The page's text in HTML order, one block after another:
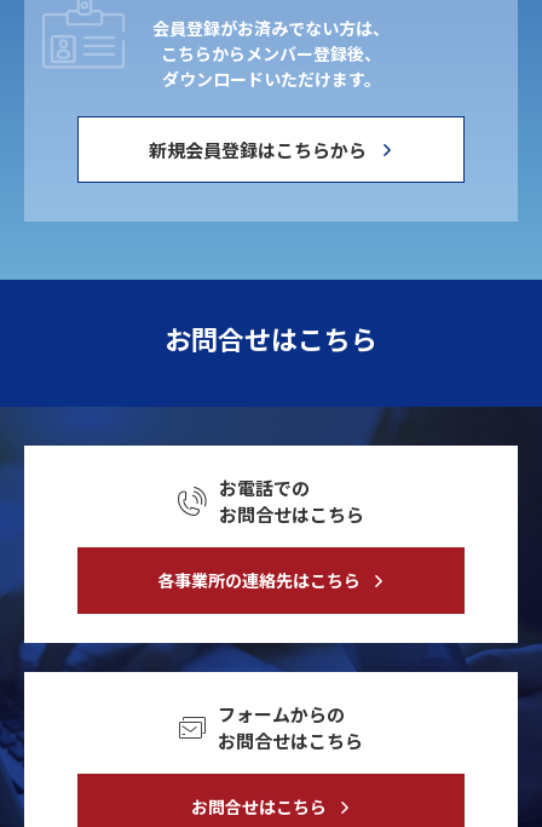
会員登録がお済みでない方は、
こちらからメンバー登録後、
ダウンロードいただけます。
新規会員登録はこちらから
お問合せはこちら
お電話での
お問合せはこちら
各事業所の連絡先はこちら
フォームからの
お問合せはこちら
お問合せはこちら